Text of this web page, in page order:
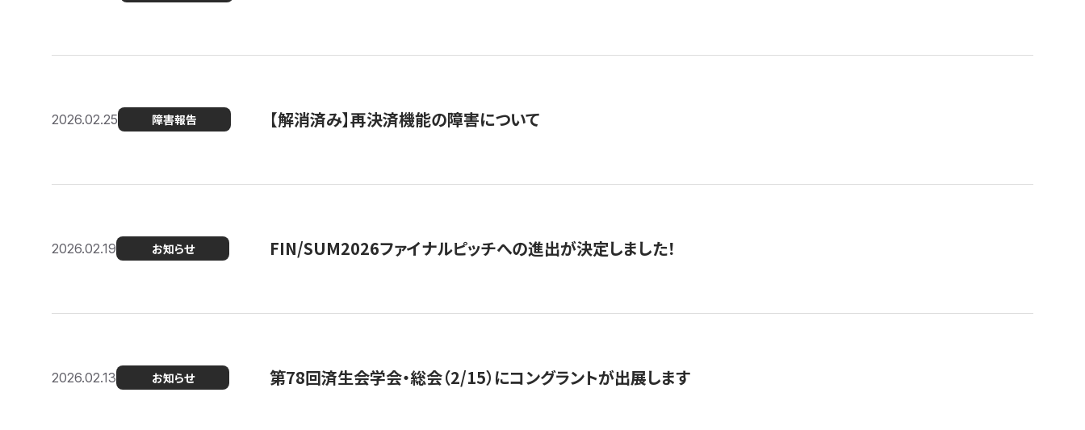
2026.02.25 障害報告 【解消済み】再決済機能の障害について
2026.02.19 お知らせ FIN/SUM2026ファイナルピッチへの進出が決定しました！
2026.02.13 お知らせ 第78回済生会学会・総会（2/15）にコングラントが出展します